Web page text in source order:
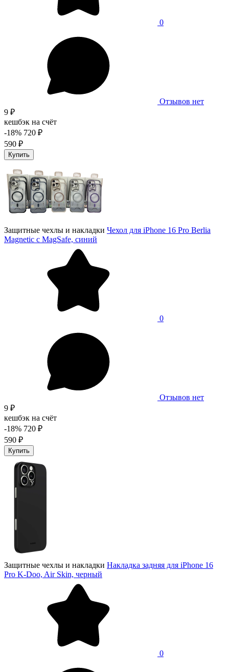
0
Отзывов нет
9 ₽
кешбэк на счёт
-18% 720 ₽
590 ₽
Купить
Защитные чехлы и накладки Чехол для iPhone 16 Pro Berlia
Magnetic с MagSafe, синий
0
Отзывов нет
9 ₽
кешбэк на счёт
-18% 720 ₽
590 ₽
Купить
Защитные чехлы и накладки Накладка задняя для iPhone 16
Pro K-Doo, Air Skin, черный
0